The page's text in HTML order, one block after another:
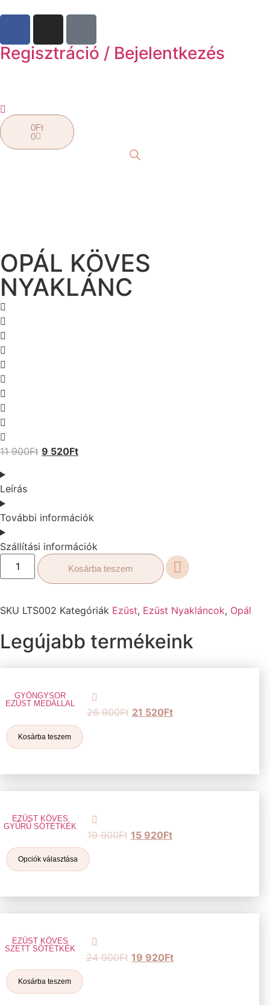
Regisztráció / Bejelentkezés
0Ft
0
OPÁL KÖVES
NYAKLÁNC
11 900Ft 9 520Ft
Leírás
További információk
Szállítási információk
Kosárba teszem
SKU LTS002 Kategóriák Ezüst, Ezüst Nyakláncok, Opál
Legújabb termékeink
GYÖNGYSOR
EZÜST MEDÁLLAL
26 900Ft 21 520Ft
Kosárba teszem
EZÜST KÖVES
GYŰRŰ SÖTÉTKÉK
19 900Ft 15 920Ft
Opciók választása
EZÜST KÖVES
SZETT SÖTÉTKÉK
24 900Ft 19 920Ft
Kosárba teszem